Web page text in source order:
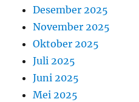
Desember 2025
November 2025
Oktober 2025
Juli 2025
Juni 2025
Mei 2025